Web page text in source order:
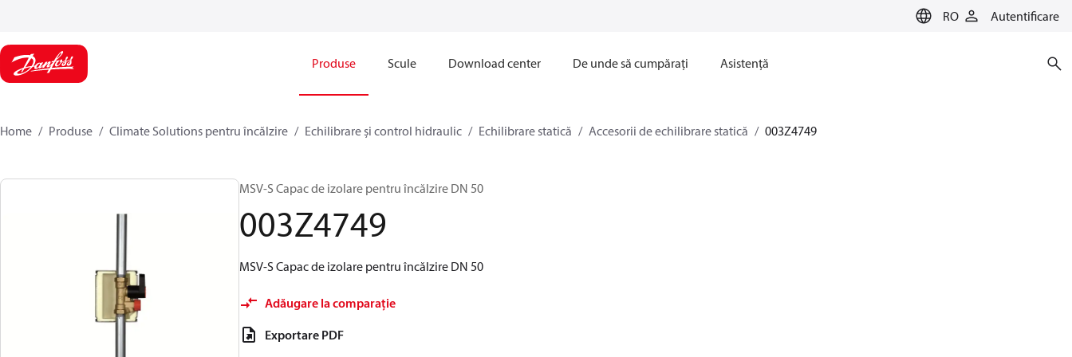
RO Autentificare
Produse Scule Download center De unde să cumpărați Asistență
Home Produse Climate Solutions pentru încălzire Echilibrare și control hidraulic Echilibrare statică Accesorii de echilibrare statică 003Z4749
MSV-S Capac de izolare pentru încălzire DN 50
003Z4749
MSV-S Capac de izolare pentru încălzire DN 50
Adăugare la comparație
Exportare PDF